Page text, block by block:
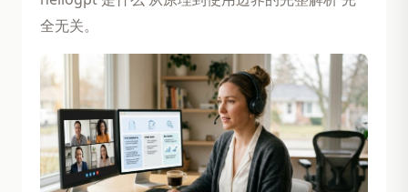
全无关。